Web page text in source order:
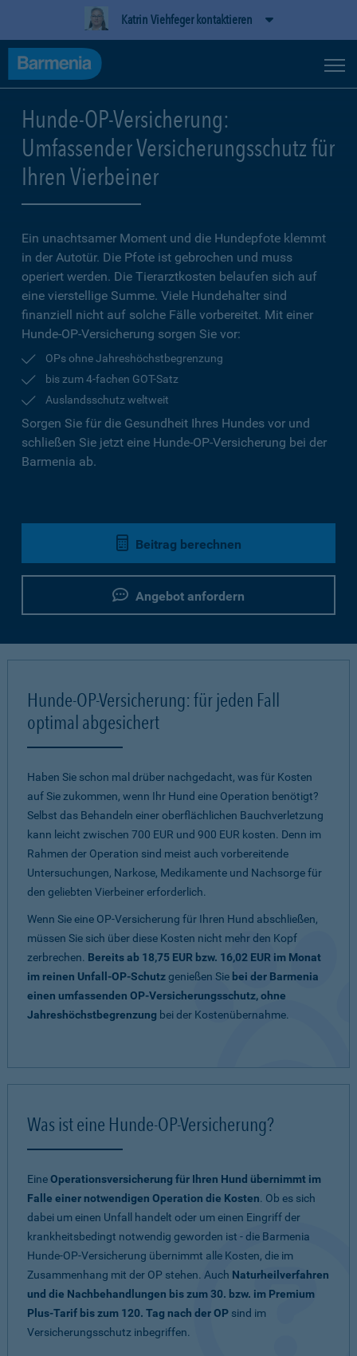
Katrin Viehfeger kontaktieren
Hunde-OP-Versicherung:
Umfassender Versicherungsschutz für
Ihren Vierbeiner
Ein unachtsamer Moment und die Hundepfote klemmt
in der Autotür. Die Pfote ist gebrochen und muss
operiert werden. Die Tierarztkosten belaufen sich auf
eine vierstellige Summe. Viele Hundehalter sind
finanziell nicht auf solche Fälle vorbereitet. Mit einer
Hunde-OP-Versicherung sorgen Sie vor:
OPs ohne Jahreshöchstbegrenzung
bis zum 4-fachen GOT-Satz
Auslandsschutz weltweit
Sorgen Sie für die Gesundheit Ihres Hundes vor und
schließen Sie jetzt eine Hunde-OP-Versicherung bei der
Barmenia ab.
Beitrag berechnen
Angebot anfordern
Hunde-OP-Versicherung: für jeden Fall
optimal abgesichert
Haben Sie schon mal drüber nachgedacht, was für Kosten
auf Sie zukommen, wenn Ihr Hund eine Operation benötigt?
Selbst das Behandeln einer oberflächlichen Bauchverletzung
kann leicht zwischen 700 EUR und 900 EUR kosten. Denn im
Rahmen der Operation sind meist auch vorbereitende
Untersuchungen, Narkose, Medikamente und Nachsorge für
den geliebten Vierbeiner erforderlich.
Wenn Sie eine OP-Versicherung für Ihren Hund abschließen,
müssen Sie sich über diese Kosten nicht mehr den Kopf
zerbrechen. Bereits ab 18,75 EUR bzw. 16,02 EUR im Monat
im reinen Unfall-OP-Schutzgenießen Sie bei der Barmenia
einen umfassenden OP-Versicherungsschutz, ohne
Jahreshöchstbegrenzung bei der Kostenübernahme.
Was ist eine Hunde-OP-Versicherung?
EineOperationsversicherung für Ihren Hund übernimmt im
Falle einer notwendigen Operation die Kosten. Ob es sich
dabei um einen Unfall handelt oder um einen Eingriff der
krankheitsbedingt notwendig geworden ist - die Barmenia
Hunde-OP-Versicherung übernimmt alle Kosten, die im
Zusammenhang mit der OP stehen. Auch Naturheilverfahren
und die Nachbehandlungen bis zum 30. bzw. im Premium
Plus-Tarif bis zum 120. Tag nach der OP sind im
Versicherungsschutz inbegriffen.